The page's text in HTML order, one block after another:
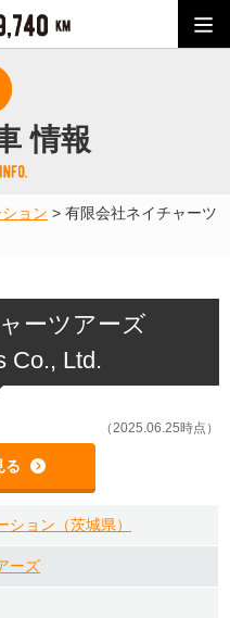
情報
ョン > 有限会社ネイチャーツ
ーツアーズ
Co., Ltd.
（2025.06.25時点）
る
ョン（茨城県）
ーズ